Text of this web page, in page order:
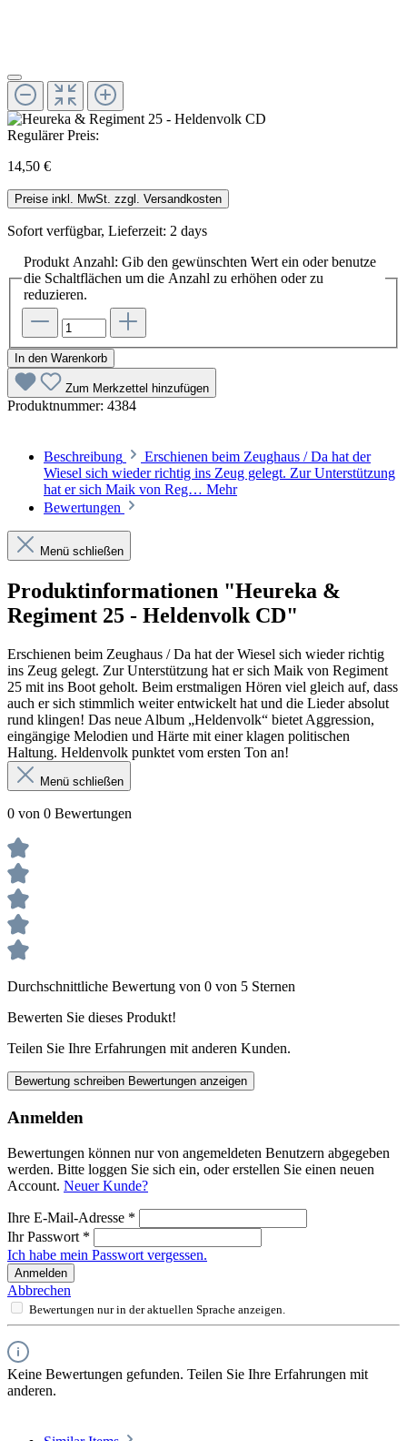
Regulärer Preis:
14,50 €
Preise inkl. MwSt. zzgl. Versandkosten
Sofort verfügbar, Lieferzeit: 2 days
Produkt Anzahl: Gib den gewünschten Wert ein oder benutze
die Schaltflächen um die Anzahl zu erhöhen oder zu
reduzieren.
In den Warenkorb
Zum Merkzettel hinzufügen
Produktnummer: 4384
Beschreibung
Erschienen beim Zeughaus / Da hat der
Wiesel sich wieder richtig ins Zeug gelegt. Zur Unterstützung
hat er sich Maik von Reg… Mehr
Bewertungen
Menü schließen
Produktinformationen "Heureka &
Regiment 25 - Heldenvolk CD"
Erschienen beim Zeughaus / Da hat der Wiesel sich wieder richtig
ins Zeug gelegt. Zur Unterstützung hat er sich Maik von Regiment
25 mit ins Boot geholt. Beim erstmaligen Hören viel gleich auf, dass
auch er sich stimmlich weiter entwickelt hat und die Lieder absolut
rund klingen! Das neue Album „Heldenvolk“ bietet Aggression,
eingängige Melodien und Härte mit einer klagen politischen
Haltung. Heldenvolk punktet vom ersten Ton an!
Menü schließen
0 von 0 Bewertungen
Durchschnittliche Bewertung von 0 von 5 Sternen
Bewerten Sie dieses Produkt!
Teilen Sie Ihre Erfahrungen mit anderen Kunden.
Bewertung schreiben Bewertungen anzeigen
Anmelden
Bewertungen können nur von angemeldeten Benutzern abgegeben
werden. Bitte loggen Sie sich ein, oder erstellen Sie einen neuen
Account. Neuer Kunde?
Ihre E-Mail-Adresse *
Ihr Passwort *
Ich habe mein Passwort vergessen.
Anmelden
Abbrechen
Bewertungen nur in der aktuellen Sprache anzeigen.
Keine Bewertungen gefunden. Teilen Sie Ihre Erfahrungen mit
anderen.